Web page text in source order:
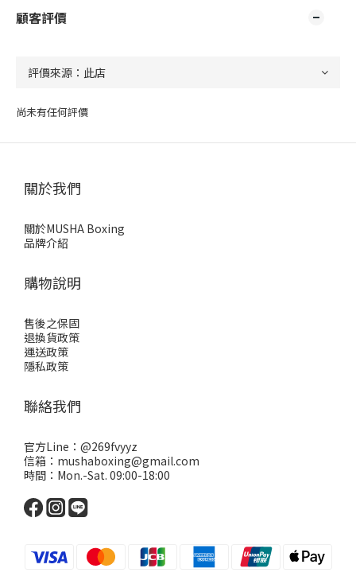
顧客評價
尚未有任何評價
關於我們
關於MUSHA Boxing
品牌介紹
購物說明
售後之保固
退換貨政策
運送政策
隱私政策
聯絡我們
官方Line： @269fvyyz
信箱：mushaboxing@gmail.com
時間：Mon.-Sat. 09:00-18:00